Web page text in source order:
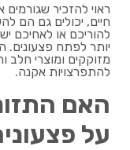
ראוי להזכיר שגורמים
חיים, יכולים גם הם
להוריכם או לאחיכם
יותר לפתח פצעונים.
מזוקקים ומוצרי חלב
להתפרצויות אקנה.
האם
על